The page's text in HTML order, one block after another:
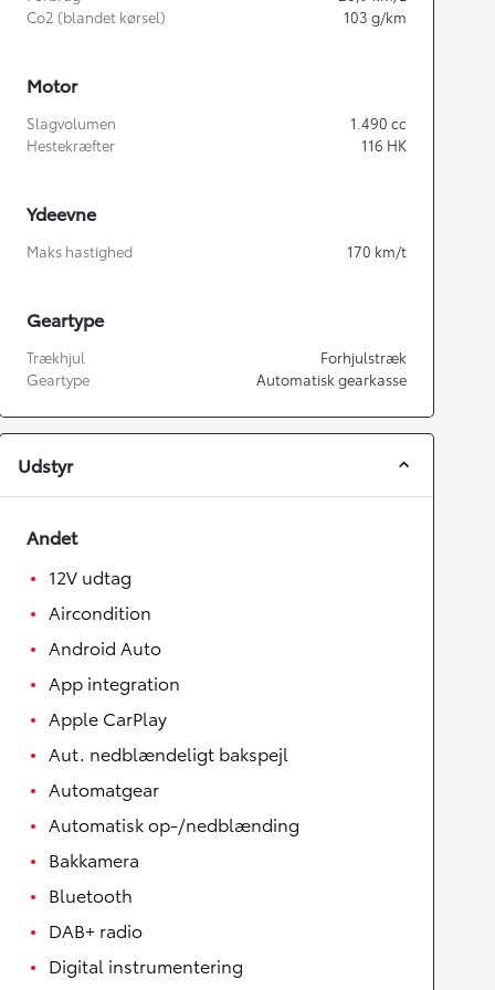
Co2 (blandet kørsel)
103 g/km
Motor
Slagvolumen 1.490 cc
Hestekræfter
116 HK
Ydeevne
Maks hastighed 170 km/t
Geartype
Trækhjul
Forhjulstræk
Geartype
Automatisk gearkasse
Udstyr
Andet
12V udtag
Aircondition
Android Auto
App integration
Apple CarPlay
Aut. nedblændeligt bakspejl
Automatgear
Automatisk op-/nedblænding
Bakkamera
Bluetooth
DAB+ radio
Digital instrumentering